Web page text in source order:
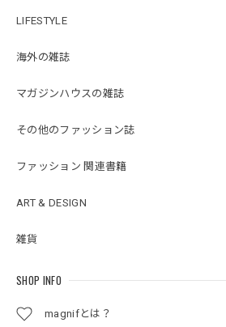
LIFESTYLE
海外の雑誌
マガジンハウスの雑誌
その他のファッション誌
ファッション 関連書籍
ART & DESIGN
雑貨
SHOP INFO
magnifとは？